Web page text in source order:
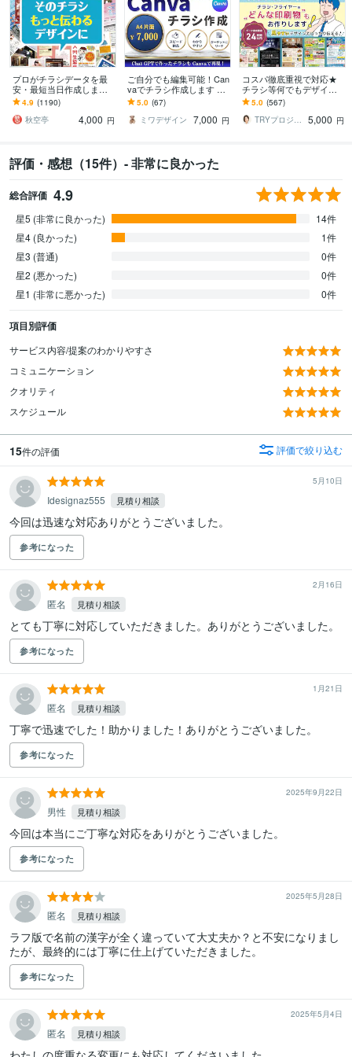
プロがチラシデータを最
安・最短当日作成します
メニュー、イベント、企
業案内など、あらゆる印
刷物に対応可能！
4.9 (1190)
秋空亭
4,000 円
ご自分でも編集可能！Can
vaでチラシ作成します Ch
at GPTで作成したチラシ
も、ブラッシュアップ可
能！
5.0 (67)
ミワデザイン
7,000 円
コスパ徹底重視で対応★
チラシ等何でもデザイン
します チラシやフライヤ
ーを作りたいなら！印刷
物なんでも作制します！
5.0 (567)
TRYプロジェクト
5,000 円
評価・感想（15件）- 非常に良かった
総合評価 4.9
星5 (非常に良かった)
14件
星4 (良かった)
1件
星3 (普通)
0件
星2 (悪かった)
0件
星1 (非常に悪かった)
0件
項目別評価
サービス内容/提案のわかりやすさ
コミュニケーション
クオリティ
スケジュール
15件の評価 評価で絞り込む
5月10日
Idesignaz555 見積り相談
今回は迅速な対応ありがとうございました。
参考になった
2月16日
匿名 見積り相談
とても丁寧に対応していただきました。ありがとうございました。
参考になった
1月21日
匿名 見積り相談
丁寧で迅速でした！助かりました！ありがとうございました。
参考になった
2025年9月22日
男性 見積り相談
参考になった
2025年5月28日
匿名 見積り相談
ラフ版で名前の漢字が全く違っていて大丈夫か？と不安になりまし
たが、最終的には丁寧に仕上げていただきました。
参考になった
2025年5月4日
匿名 見積り相談